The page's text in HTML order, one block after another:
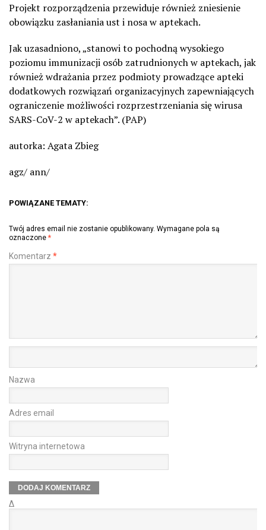
Projekt rozporządzenia przewiduje również zniesienie
obowiązku zasłaniania ust i nosa w aptekach.
Jak uzasadniono, „stanowi to pochodną wysokiego
poziomu immunizacji osób zatrudnionych w aptekach, jak
również wdrażania przez podmioty prowadzące apteki
dodatkowych rozwiązań organizacyjnych zapewniających
ograniczenie możliwości rozprzestrzeniania się wirusa
SARS-CoV-2 w aptekach”. (PAP)
autorka: Agata Zbieg
agz/ ann/
POWIĄZANE TEMATY:
Twój adres email nie zostanie opublikowany. Wymagane pola są
oznaczone *
Komentarz *
Nazwa
Adres email
Witryna internetowa
Δ